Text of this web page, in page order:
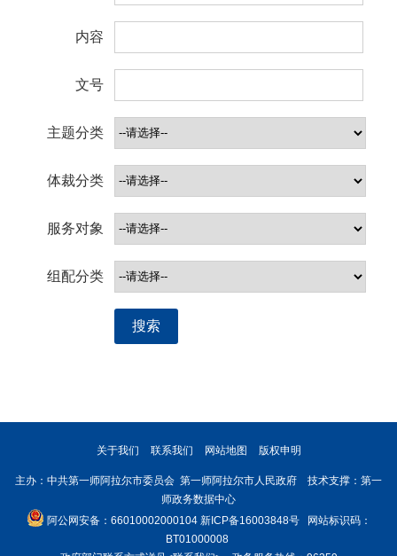
内容
文号
主题分类
体裁分类
服务对象
组配分类
搜索
关于我们 联系我们 网站地图 版权申明
主办：中共第一师阿拉尔市委员会 第一师阿拉尔市人民政府 技术支撑：第一
师政务数据中心
阿公网安备：66010002000104 新ICP备16003848号网站标识码：
BT01000008